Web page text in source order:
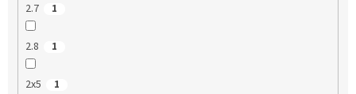
2.7 1
2.8 1
2x5 1